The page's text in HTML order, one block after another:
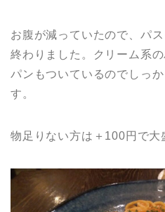
お腹が減っていたので、パ
終わりました。クリーム系
パンもついているのでしっ
す。
物足りない方は＋100円で大